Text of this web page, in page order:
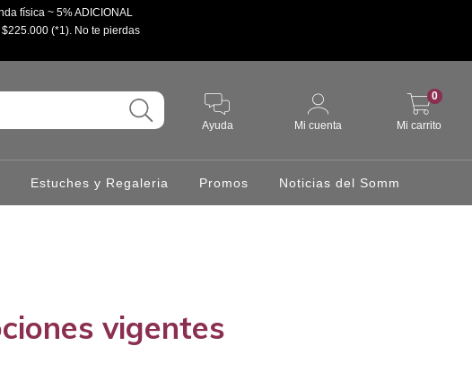
física ~ 5% ADICIONAL
(*1). No te pierdas
Ayuda Mi cuenta Mi carrito
0
Estuches y Regaleria Promos Noticias del Somm
vigentes